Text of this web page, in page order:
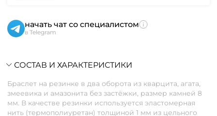
начать чат со специалистом
в Telegram
СОСТАВ И ХАРАКТЕРИСТИКИ
Браслет на резинке в два оборота из кварцита, агата,
змеевика и амазонита без застёжки, размер камней 8
мм. В качестве резинки используется эластомерная
нить (термополиуретан) толщиной 1 мм из цельного